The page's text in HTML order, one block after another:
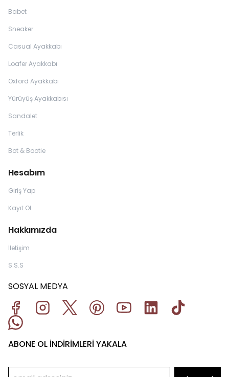
Babet
Sneaker
Casual Ayakkabı
Loafer Ayakkabı
Oxford Ayakkabı
Yürüyüş Ayakkabısı
Sandalet
Terlik
Bot & Bootie
Hesabım
Giriş Yap
Kayıt Ol
Hakkımızda
İletişim
S.S.S
SOSYAL MEDYA
ABONE OL İNDİRİMLERİ YAKALA